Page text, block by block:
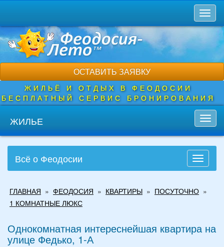
основному
содержанию
ОСТАВИТЬ ЗАЯВКУ
ЖИЛЬЁ И ОТДЫХ В ФЕОДОСИИ
БЕСПЛАТНЫЙ СЕРВИС БРОНИРОВАНИЯ
ЖИЛЬЕ
Toggle
Всё о Феодосии
здесь
ГЛАВНАЯ » ФЕОДОСИЯ » КВАРТИРЫ » ПОСУТОЧНО »
1 КОМНАТНЫЕ ЛЮКС
Однокомнатная интереснейшая квартира на
улице Федько, 1-А